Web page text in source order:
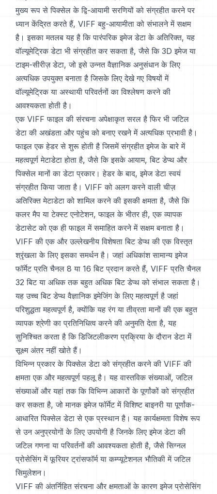
मुख्य रूप से पिक्सेल के द्वि-आयामी सरणियों को संग्रहीत करने पर
ध्यान केंद्रित करते हैं, VIFF बहु-आयामीता को संभालने में सक्षम
है। इसका मतलब यह है कि पारंपरिक इमेज डेटा के अतिरिक्त, यह
वॉल्यूमेट्रिक डेटा भी संग्रहीत कर सकता है, जैसे कि 3D इमेज या
टाइम-सीरीज़ डेटा, जो इसे उन्नत वैज्ञानिक अनुसंधान के लिए
अत्यधिक उपयुक्त बनाता है जिसके लिए देखे गए विषयों में
वॉल्यूमेट्रिक या अस्थायी परिवर्तनों का विश्लेषण करने की
आवश्यकता होती है।
एक VIFF फाइल की संरचना अपेक्षाकृत सरल है फिर भी जटिल
डेटा की अखंडता और पहुंच को बनाए रखने में अत्यधिक प्रभावी है।
फाइल एक हेडर से शुरू होती है जिसमें संग्रहीत इमेज के बारे में
महत्वपूर्ण मेटाडेटा होता है, जैसे कि इसके आयाम, बिट डेप्थ और
पिक्सेल मानों का डेटा प्रकार। हेडर के बाद, इमेज डेटा स्वयं
संग्रहीत किया जाता है। VIFF को अलग करने वाली चीज़
अतिरिक्त मेटाडेटा को शामिल करने की इसकी क्षमता है, जैसे कि
कलर मैप या टेक्स्ट एनोटेशन, फाइल के भीतर ही, एक व्यापक
डेटासेट को एक ही फाइल में समाहित करने में सक्षम बनाता है।
VIFF की एक और उल्लेखनीय विशेषता बिट डेप्थ की एक विस्तृत
श्रृंखला के लिए इसका समर्थन है। जहां अधिकांश सामान्य इमेज
फॉर्मेट प्रति चैनल 8 या 16 बिट प्रदान करते हैं, VIFF प्रति चैनल
32 बिट या अधिक तक बहुत अधिक बिट डेप्थ को संभाल सकता है।
यह उच्च बिट डेप्थ वैज्ञानिक इमेजिंग के लिए महत्वपूर्ण है जहां
परिशुद्धता महत्वपूर्ण है, क्योंकि यह रंग या तीव्रता मानों की एक बहुत
व्यापक श्रेणी का प्रतिनिधित्व करने की अनुमति देता है, यह
सुनिश्चित करता है कि डिजिटलीकरण प्रक्रिया के दौरान डेटा में
सूक्ष्म अंतर नहीं खोते हैं।
विभिन्न प्रकार के पिक्सेल डेटा को संग्रहीत करने की VIFF की
क्षमता एक और महत्वपूर्ण पहलू है। यह वास्तविक संख्याओं, जटिल
संख्याओं और यहां तक कि विभिन्न आकारों के पूर्णांकों को संग्रहीत
कर सकता है, जो मानक इमेज फॉर्मेट में विशिष्ट बाइनरी या पूर्णांक-
आधारित पिक्सेल डेटा से एक प्रस्थान है। यह कार्यक्षमता विशेष रूप
से उन अनुप्रयोगों के लिए उपयोगी है जिनके लिए इमेज डेटा की
जटिल गणना या परिवर्तनों की आवश्यकता होती है, जैसे सिग्नल
प्रोसेसिंग में फूरियर ट्रांसफॉर्म या कम्प्यूटेशनल भौतिकी में जटिल
सिमुलेशन।
VIFF की अंतर्निहित संरचना और क्षमताओं के कारण इमेज प्रोसेसिंग